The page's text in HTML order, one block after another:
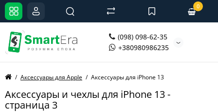
(098) 098-62-35
+380980986235
0
Аксессуары для Apple Аксессуары для iPhone 13
Аксессуары и чехлы для iPhone 13 -
страница 3